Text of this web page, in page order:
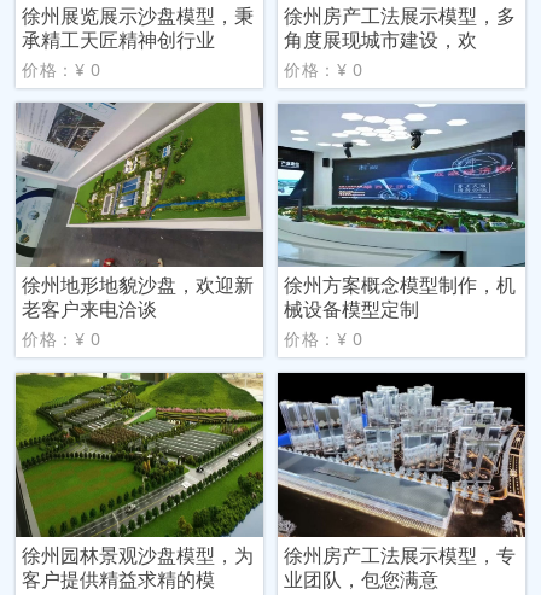
徐州展览展示沙盘模型，秉
承精工天匠精神创行业
价格：¥ 0
徐州房产工法展示模型，多
角度展现城市建设，欢
价格：¥ 0
徐州地形地貌沙盘，欢迎新
老客户来电洽谈
价格：¥ 0
徐州方案概念模型制作，机
械设备模型定制
价格：¥ 0
徐州园林景观沙盘模型，为
客户提供精益求精的模
徐州房产工法展示模型，专
业团队，包您满意